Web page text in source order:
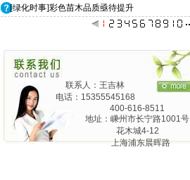
[绿化时事]彩色苗木品质亟待提升
联系人：王吉林
电话：15355545168
400-616-8511
地址：嵊州市长宁路1001号
花木城4-12
上海浦东晨晖路